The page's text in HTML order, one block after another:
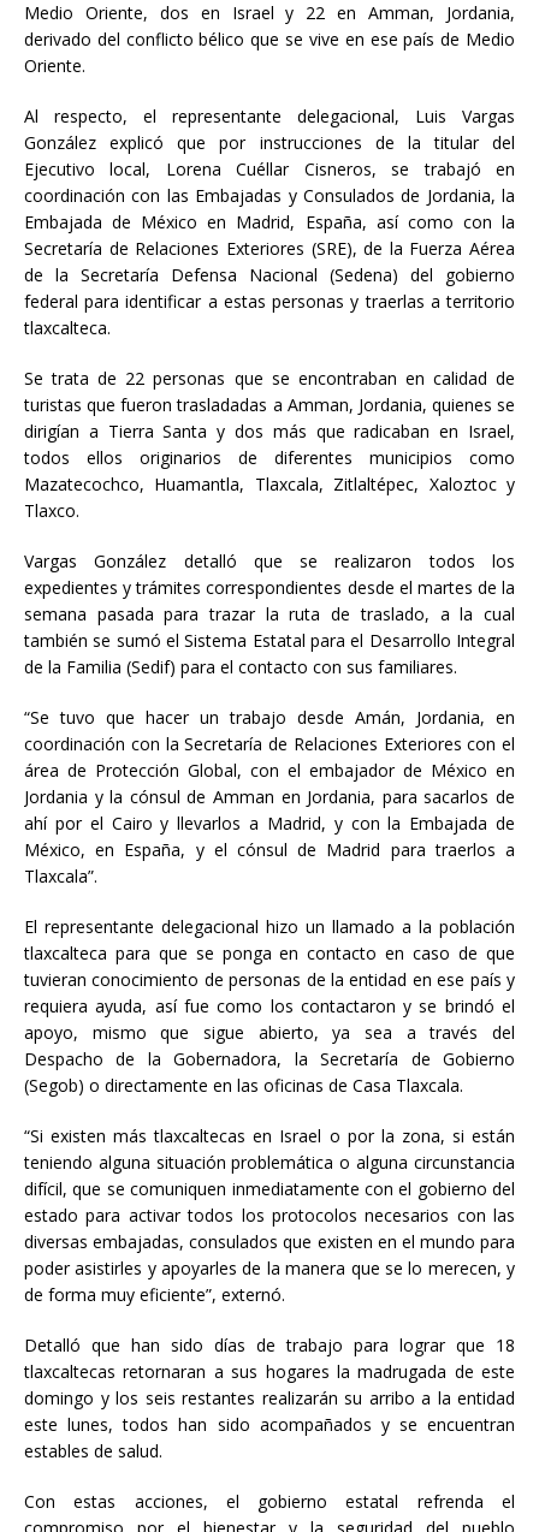
Medio Oriente, dos en Israel y 22 en Amman, Jordania,
derivado del conflicto bélico que se vive en ese país de Medio
Oriente.
Al respecto, el representante delegacional, Luis Vargas
González explicó que por instrucciones de la titular del
Ejecutivo local, Lorena Cuéllar Cisneros, se trabajó en
coordinación con las Embajadas y Consulados de Jordania, la
Embajada de México en Madrid, España, así como con la
Secretaría de Relaciones Exteriores (SRE), de la Fuerza Aérea
de la Secretaría Defensa Nacional (Sedena) del gobierno
federal para identificar a estas personas y traerlas a territorio
tlaxcalteca.
Se trata de 22 personas que se encontraban en calidad de
turistas que fueron trasladadas a Amman, Jordania, quienes se
dirigían a Tierra Santa y dos más que radicaban en Israel,
todos ellos originarios de diferentes municipios como
Mazatecochco, Huamantla, Tlaxcala, Zitlaltépec, Xaloztoc y
Tlaxco.
Vargas González detalló que se realizaron todos los
expedientes y trámites correspondientes desde el martes de la
semana pasada para trazar la ruta de traslado, a la cual
también se sumó el Sistema Estatal para el Desarrollo Integral
de la Familia (Sedif) para el contacto con sus familiares.
“Se tuvo que hacer un trabajo desde Amán, Jordania, en
coordinación con la Secretaría de Relaciones Exteriores con el
área de Protección Global, con el embajador de México en
Jordania y la cónsul de Amman en Jordania, para sacarlos de
ahí por el Cairo y llevarlos a Madrid, y con la Embajada de
México, en España, y el cónsul de Madrid para traerlos a
Tlaxcala”.
El representante delegacional hizo un llamado a la población
tlaxcalteca para que se ponga en contacto en caso de que
tuvieran conocimiento de personas de la entidad en ese país y
requiera ayuda, así fue como los contactaron y se brindó el
apoyo, mismo que sigue abierto, ya sea a través del
Despacho de la Gobernadora, la Secretaría de Gobierno
(Segob) o directamente en las oficinas de Casa Tlaxcala.
“Si existen más tlaxcaltecas en Israel o por la zona, si están
teniendo alguna situación problemática o alguna circunstancia
difícil, que se comuniquen inmediatamente con el gobierno del
estado para activar todos los protocolos necesarios con las
diversas embajadas, consulados que existen en el mundo para
poder asistirles y apoyarles de la manera que se lo merecen, y
de forma muy eficiente”, externó.
Detalló que han sido días de trabajo para lograr que 18
tlaxcaltecas retornaran a sus hogares la madrugada de este
domingo y los seis restantes realizarán su arribo a la entidad
este lunes, todos han sido acompañados y se encuentran
estables de salud.
Con estas acciones, el gobierno estatal refrenda el